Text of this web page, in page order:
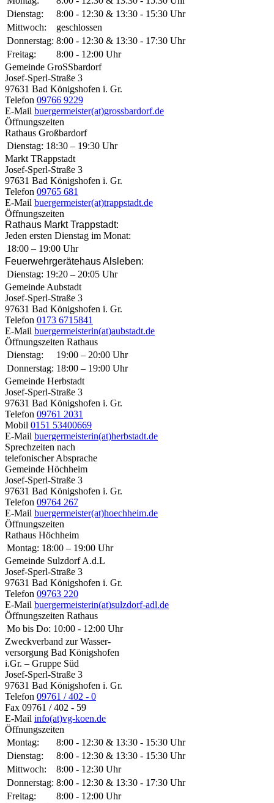
Dienstag:
8:00 - 12:30 & 13:30 - 15:30 Uhr
Mittwoch:
geschlossen
Donnerstag: 8:00 - 12:30 & 13:30 - 17:30 Uhr
Freitag:
8:00 - 12:00 Uhr
Gemeinde GroSSbardorf
Josef-Sperl-Straße 3
97631 Bad Königshofen i. Gr.
Telefon 09766 9229
E-Mail buergermeister(at)grossbardorf.de
Öffnungszeiten
Rathaus Großbardorf
Dienstag: 18:30 – 19:30 Uhr
Markt TRappstadt
Josef-Sperl-Straße 3
97631 Bad Königshofen i. Gr.
Telefon 09765 681
E-Mail buergermeister(at)trappstadt.de
Öffnungszeiten
Rathaus Markt Trappstadt:
Jeden ersten Dienstag im Monat:
18:00 – 19:00 Uhr
Feuerwehrgerätehaus Alsleben:
Dienstag: 19:20 – 20:05 Uhr
Gemeinde Aubstadt
Josef-Sperl-Straße 3
97631 Bad Königshofen i. Gr.
Telefon 0173 6715841
E-Mail buergermeisterin(at)aubstadt.de
Öffnungszeiten Rathaus
Dienstag:
19:00 – 20:00 Uhr
Donnerstag: 18:00 – 19:00 Uhr
Gemeinde Herbstadt
Josef-Sperl-Straße 3
97631 Bad Königshofen i. Gr.
Telefon 09761 2031
Mobil 0151 53400669
E-Mail buergermeisterin(at)herbstadt.de
Sprechzeiten nach
telefonischer Absprache
Gemeinde Höchheim
Josef-Sperl-Straße 3
97631 Bad Königshofen i. Gr.
Telefon 09764 267
E-Mail buergermeister(at)hoechheim.de
Öffnungszeiten
Rathaus Höchheim
Montag: 18:00 – 19:00 Uhr
Gemeinde Sulzdorf A.d.L
Josef-Sperl-Straße 3
97631 Bad Königshofen i. Gr.
Telefon 09763 220
E-Mail buergermeisterin(at)sulzdorf-adl.de
Öffnungszeiten Rathaus
Mo bis Do: 10:00 - 12:00 Uhr
Zweckverband zur Wasser-
versorgung Bad Königshofen
i.Gr. – Gruppe Süd
Josef-Sperl-Straße 3
97631 Bad Königshofen i. Gr.
Telefon 09761 / 402 - 0
Fax 09761 / 402 - 59
E-Mail info(at)vg-koen.de
Öffnungszeiten
Montag:
8:00 - 12:30 & 13:30 - 15:30 Uhr
Dienstag:
8:00 - 12:30 & 13:30 - 15:30 Uhr
Mittwoch:
8:00 - 12:30 Uhr
Donnerstag: 8:00 - 12:30 & 13:30 - 17:30 Uhr
Freitag:
8:00 - 12:00 Uhr